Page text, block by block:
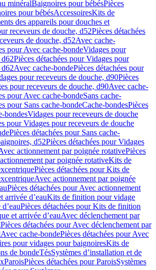
minéralBaignoires pour bébésPièces
pour bébésAccessoiresKits de
des appareils pour douches et
receveurs de douche, d52Pièces détachées
de douche, d52Avec cache-
pour Avec cache-bondeVidages pour
Pièces détachées pour Vidages pour
Avec cache-bondePièces détachées pour
pour receveurs de douche, d90Pièces
pour receveurs de douche, d90Avec cache-
pour Avec cache-bondeSans cache-
pour Sans cache-bondeCache-bondesPièces
bondesVidages pour receveurs de douche
pour Vidages pour receveurs de douche
Pièces détachées pour Sans cache-
d52Pièces détachées pour Vidages
actionnement par poignée rotativePièces
par poignée rotativeKits de
Pièces détachées pour Kits de
Avec actionnement par poignée
Pièces détachées pour Avec actionnement
arrivée d’eauKits de finition pour vidage
Pièces détachées pour Kits de finition
et arrivée d’eauAvec déclenchement par
Pièces détachées pour Avec déclenchement par
Avec cache-bondePièces détachées pour Avec
pour vidages pour baignoiresKits de
de bondeTésSystèmes d’installation et de
ParoisPièces détachées pour ParoisSystèmes